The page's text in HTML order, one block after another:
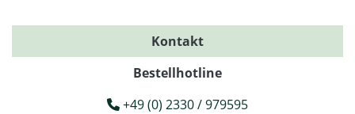
Kontakt
Bestellhotline
+49 (0) 2330 / 979595